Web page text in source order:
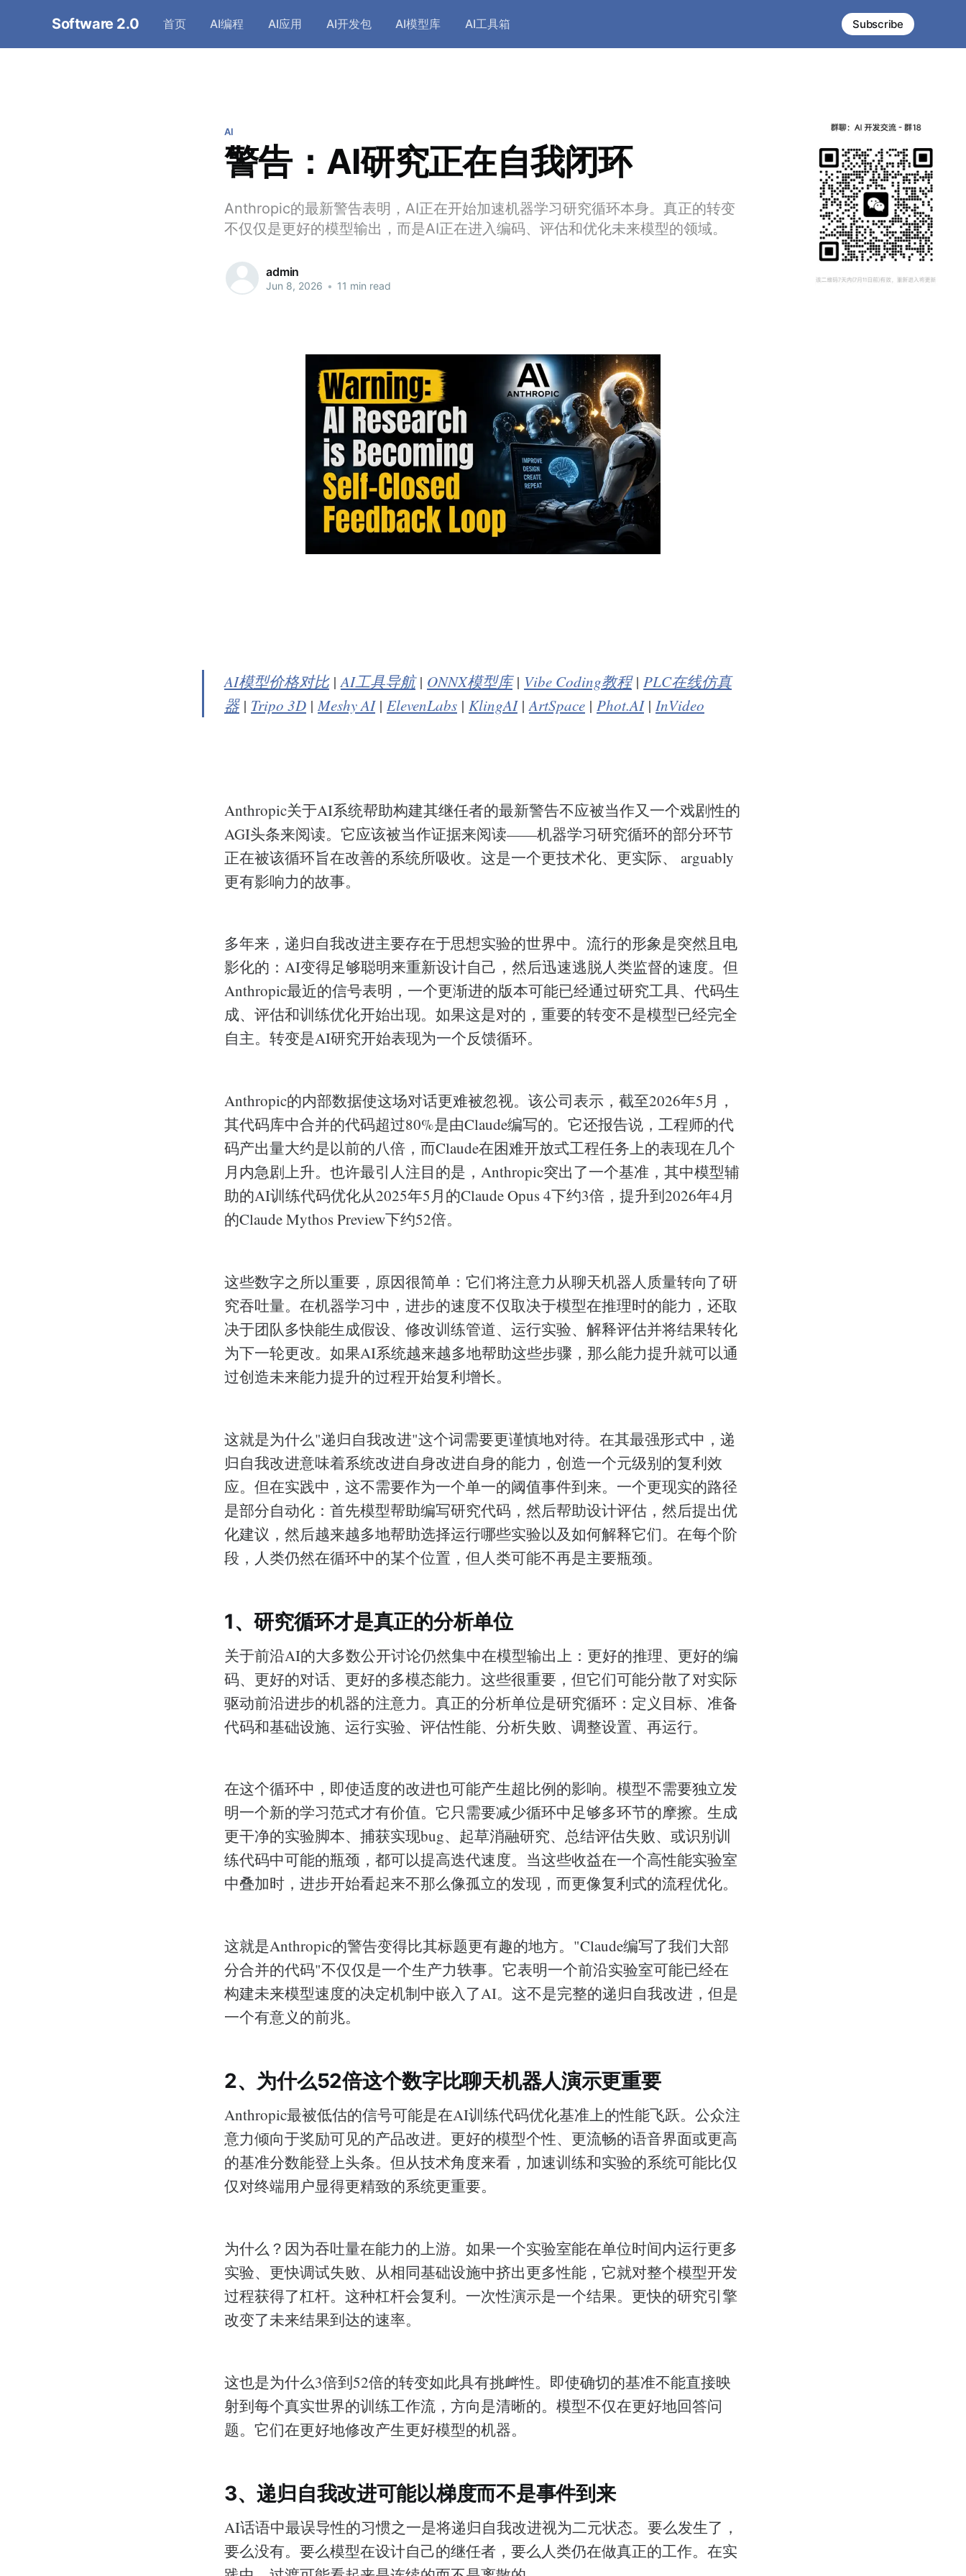
Software 2.0 首页 AI编程 AI应用 AI开发包 AI模型库 AI工具箱 Subscribe
AI
警告：AI研究正在自我闭环
Anthropic的最新警告表明，AI正在开始加速机器学习研究循环本身。真正的转变
不仅仅是更好的模型输出，而是AI正在进入编码、评估和优化未来模型的领域。
admin
Jun 8, 2026 • 11 min read
AI模型价格对比|AI工具导航| ONNX模型库| Vibe Coding教程| PLC在线仿真
器| Tripo 3D |Meshy AI| ElevenLabs | KlingAI|ArtSpace | Phot.AI| InVideo
Anthropic关于AI系统帮助构建其继任者的最新警告不应被当作又一个戏剧性的
AGI头条来阅读。它应该被当作证据来阅读——机器学习研究循环的部分环节
正在被该循环旨在改善的系统所吸收。这是一个更技术化、更实际、 arguably
更有影响力的故事。
多年来，递归自我改进主要存在于思想实验的世界中。流行的形象是突然且电
影化的：AI变得足够聪明来重新设计自己，然后迅速逃脱人类监督的速度。但
Anthropic最近的信号表明，一个更渐进的版本可能已经通过研究工具、代码生
成、评估和训练优化开始出现。如果这是对的，重要的转变不是模型已经完全
自主。转变是AI研究开始表现为一个反馈循环。
Anthropic的内部数据使这场对话更难被忽视。该公司表示，截至2026年5月，
其代码库中合并的代码超过80%是由Claude编写的。它还报告说，工程师的代
码产出量大约是以前的八倍，而Claude在困难开放式工程任务上的表现在几个
月内急剧上升。也许最引人注目的是，Anthropic突出了一个基准，其中模型辅
助的AI训练代码优化从2025年5月的Claude Opus 4下约3倍，提升到2026年4月
的Claude Mythos Preview下约52倍。
这些数字之所以重要，原因很简单：它们将注意力从聊天机器人质量转向了研
究吞吐量。在机器学习中，进步的速度不仅取决于模型在推理时的能力，还取
决于团队多快能生成假设、修改训练管道、运行实验、解释评估并将结果转化
为下一轮更改。如果AI系统越来越多地帮助这些步骤，那么能力提升就可以通
过创造未来能力提升的过程开始复利增长。
这就是为什么"递归自我改进"这个词需要更谨慎地对待。在其最强形式中，递
归自我改进意味着系统改进自身改进自身的能力，创造一个元级别的复利效
应。但在实践中，这不需要作为一个单一的阈值事件到来。一个更现实的路径
是部分自动化：首先模型帮助编写研究代码，然后帮助设计评估，然后提出优
化建议，然后越来越多地帮助选择运行哪些实验以及如何解释它们。在每个阶
段，人类仍然在循环中的某个位置，但人类可能不再是主要瓶颈。
1、研究循环才是真正的分析单位
关于前沿AI的大多数公开讨论仍然集中在模型输出上：更好的推理、更好的编
码、更好的对话、更好的多模态能力。这些很重要，但它们可能分散了对实际
驱动前沿进步的机器的注意力。真正的分析单位是研究循环：定义目标、准备
代码和基础设施、运行实验、评估性能、分析失败、调整设置、再运行。
在这个循环中，即使适度的改进也可能产生超比例的影响。模型不需要独立发
明一个新的学习范式才有价值。它只需要减少循环中足够多环节的摩擦。生成
更干净的实验脚本、捕获实现bug、起草消融研究、总结评估失败、或识别训
练代码中可能的瓶颈，都可以提高迭代速度。当这些收益在一个高性能实验室
中叠加时，进步开始看起来不那么像孤立的发现，而更像复利式的流程优化。
这就是Anthropic的警告变得比其标题更有趣的地方。"Claude编写了我们大部
分合并的代码"不仅仅是一个生产力轶事。它表明一个前沿实验室可能已经在
构建未来模型速度的决定机制中嵌入了AI。这不是完整的递归自我改进，但是
一个有意义的前兆。
2、为什么52倍这个数字比聊天机器人演示更重要
Anthropic最被低估的信号可能是在AI训练代码优化基准上的性能飞跃。公众注
意力倾向于奖励可见的产品改进。更好的模型个性、更流畅的语音界面或更高
的基准分数能登上头条。但从技术角度来看，加速训练和实验的系统可能比仅
仅对终端用户显得更精致的系统更重要。
为什么？因为吞吐量在能力的上游。如果一个实验室能在单位时间内运行更多
实验、更快调试失败、从相同基础设施中挤出更多性能，它就对整个模型开发
过程获得了杠杆。这种杠杆会复利。一次性演示是一个结果。更快的研究引擎
改变了未来结果到达的速率。
这也是为什么3倍到52倍的转变如此具有挑衅性。即使确切的基准不能直接映
射到每个真实世界的训练工作流，方向是清晰的。模型不仅在更好地回答问
题。它们在更好地修改产生更好模型的机器。
3、递归自我改进可能以梯度而不是事件到来
AI话语中最误导性的习惯之一是将递归自我改进视为二元状态。要么发生了，
要么没有。要么模型在设计自己的继任者，要么人类仍在做真正的工作。在实